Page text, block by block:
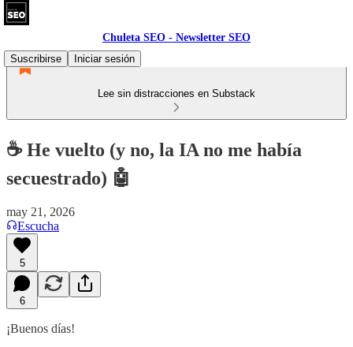
Chuleta SEO - Newsletter SEO
Suscribirse
Iniciar sesión
Lee sin distracciones en Substack
☕ He vuelto (y no, la IA no me había
secuestrado) 🤖
may 21, 2026
Escucha
5
6
¡Buenos días!